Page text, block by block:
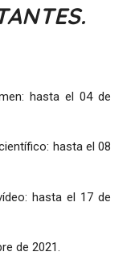
hasta el 04 de
hasta el 08
hasta el 17 de
de 2021.